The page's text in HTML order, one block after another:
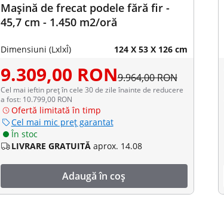
Mașină de frecat podele fără fir -
45,7 cm - 1.450 m2/oră
Dimensiuni (LxlxÎ) 124 X 53 X 126 cm
9.309,00 RON9.964,00 RON
Cel mai ieftin preț în cele 30 de zile înainte de reducere
a fost: 10.799,00 RON
Ofertă limitată în timp
Cel mai mic preț garantat
În stoc
LIVRARE GRATUITĂ aprox. 14.08
Adaugă în coș